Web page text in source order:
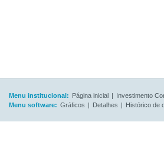
Menu institucional: Página inicial | Investimento
Menu software: Gráficos | Detalhes | Histórico de